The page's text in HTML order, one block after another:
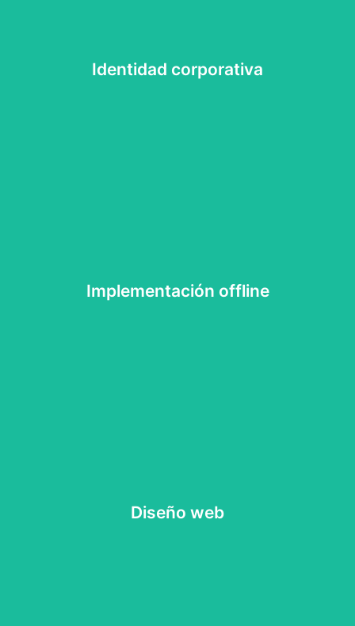
Identidad corporativa
Identidad corporativa
Implementación offline
Implementación offline
Diseño web
Diseño web